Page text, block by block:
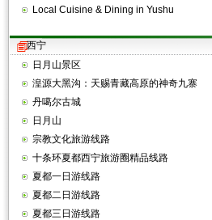
Local Cuisine & Dining in Yushu
西宁
日月山景区
湟源大黑沟：天赐青藏高原的神奇九寨
丹噶尔古城
日月山
宗教文化旅游线路
十条环夏都西宁旅游圈精品线路
夏都一日游线路
夏都二日游线路
夏都三日游线路